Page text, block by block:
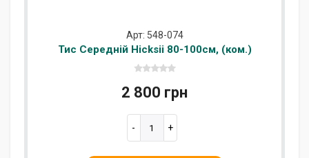
Арт: 548-074
Тис Середній Hicksii 80-100см, (ком.)
2 800 грн